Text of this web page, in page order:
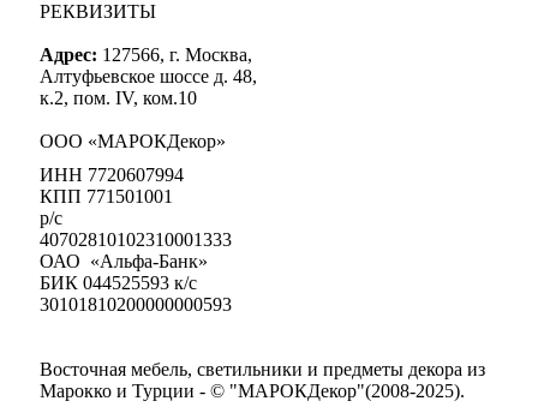
РЕКВИЗИТЫ
Адрес: 127566, г. Москва,
Алтуфьевское шоссе д. 48,
к.2, пом. IV, ком.10
ООО «МАРОКДекор»
ИНН 7720607994
КПП 771501001
р/с
40702810102310001333
ОАО «Альфа-Банк»
БИК 044525593 к/с
30101810200000000593
Восточная мебель, светильники и предметы декора из
Марокко и Турции - © "МАРОКДекор"(2008-2025).